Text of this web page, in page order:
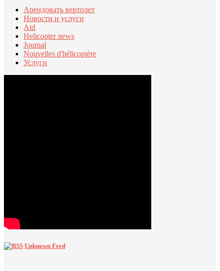
Арендовать вертолет
Новости и услуги
Aid
Helicopter news
Journal
Nouvelles d'hélicoptère
Услуги
Unknown Feed